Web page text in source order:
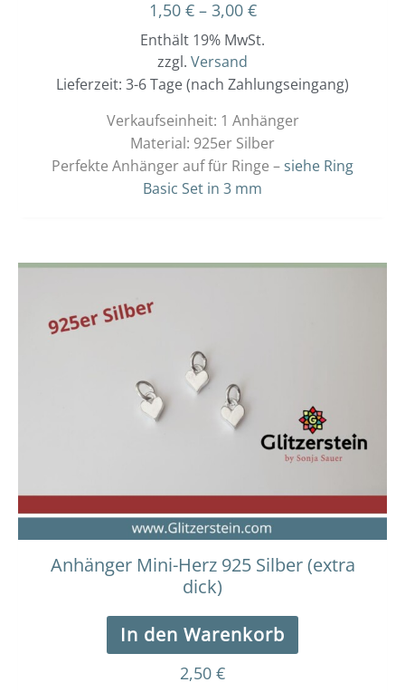
1,50 € – 3,00 €
Enthält 19% MwSt.
zzgl. Versand
Lieferzeit: 3-6 Tage (nach Zahlungseingang)
Verkaufseinheit: 1 Anhänger
Material: 925er Silber
Perfekte Anhänger auf für Ringe – siehe Ring
Basic Set in 3 mm
Anhänger Mini-Herz 925 Silber (extra
dick)
In den Warenkorb
2,50 €